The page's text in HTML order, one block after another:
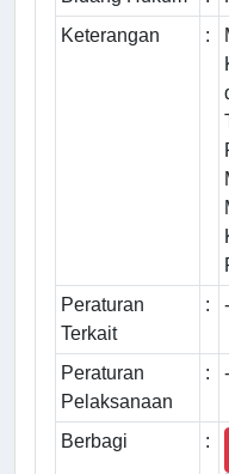
Keterangan
:
Peraturan
Terkait
: -
Peraturan
Pelaksanaan
: -
Berbagi :